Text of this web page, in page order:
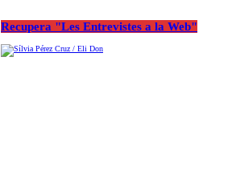
Recupera "Les Entrevistes a la Web"